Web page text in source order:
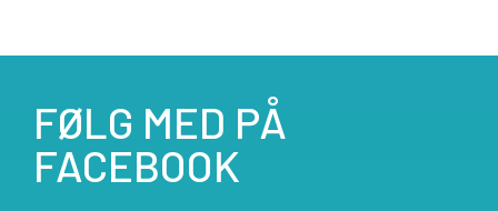
FØLG MED PÅ
FACEBOOK